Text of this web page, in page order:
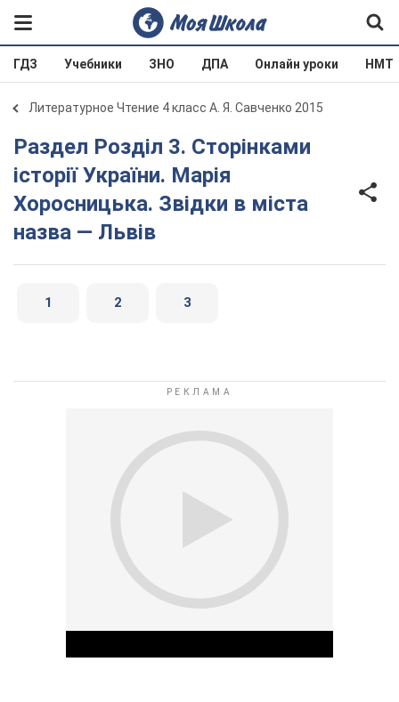
ГДЗ Учебники ЗНО ДПА Онлайн уроки НМТ
Литературное Чтение 4 класс А. Я. Савченко 2015
Раздел Розділ 3. Сторінками
історії України. Марія
Хоросницька. Звідки в міста
назва — Львів
1 2 3